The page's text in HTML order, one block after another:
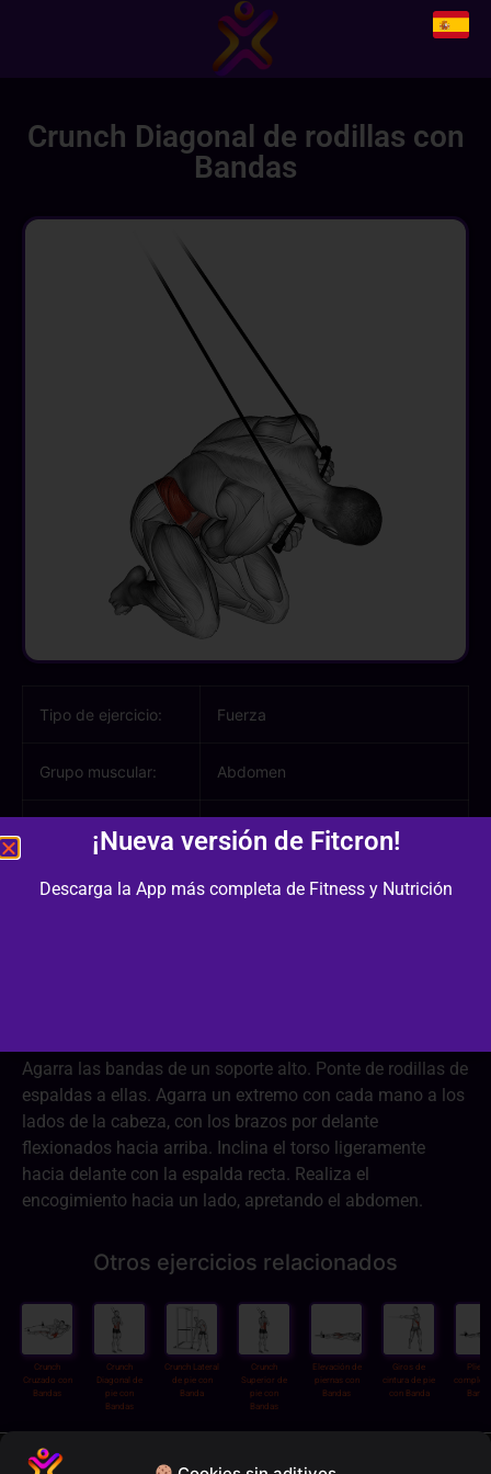
Crunch Diagonal de rodillas con
Bandas
Tipo de ejercicio: Fuerza
Grupo muscular: Abdomen
Músculos
involucrados:
Abdomen, Oblicuos
Agarra las bandas de un soporte alto. Ponte de rodillas de
espaldas a ellas. Agarra un extremo con cada mano a los
lados de la cabeza, con los brazos por delante
flexionados hacia arriba. Inclina el torso ligeramente
hacia delante con la espalda recta. Realiza el
encogimiento hacia un lado, apretando el abdomen.
Otros ejercicios relacionados
Crunch
Cruzado con
Bandas
Crunch
Diagonal de
pie con
Bandas
Crunch Lateral
de pie con
Banda
Crunch
Superior de
pie con
Bandas
Elevación de
piernas con
Bandas
Giros de
cintura de pie
con Banda
¡Nueva versión de Fitcron!
Descarga la App más completa de Fitness y Nutrición